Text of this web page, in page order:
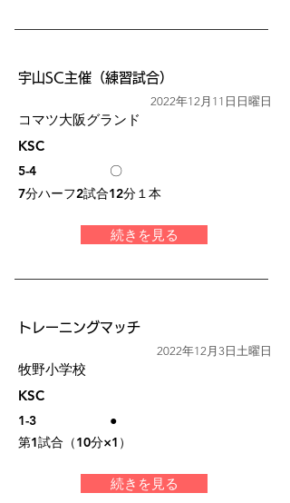
宇山SC主催（練習試合）
2022年12月11日日曜日
コマツ大阪グランド
KSC
5-4
〇
7分ハーフ2試合12分１本
続きを見る
トレーニングマッチ
2022年12月3日土曜日
牧野小学校
KSC
1-3
●
第1試合（10分×1）
続きを見る